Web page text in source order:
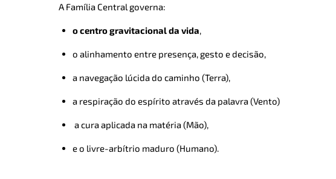
A Família Central governa:
o centro gravitacional da vida
o alinhamento entre presença, gesto e decisão,
a navegação lúcida do caminho (Terra),
a respiração do espírito através da palavra (Vento)
a cura aplicada na matéria (Mão),
e o livre-arbítrio maduro (Humano).